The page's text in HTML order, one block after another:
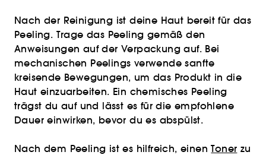
Nach der Reinigung ist deine Haut bereit für das
Peeling. Trage das Peeling gemäß den
Anweisungen auf der Verpackung auf. Bei
mechanischen Peelings verwende sanfte
kreisende Bewegungen, um das Produkt in die
Haut einzuarbeiten. Ein chemisches Peeling
trägst du auf und lässt es für die empfohlene
Dauer einwirken, bevor du es abspülst.
Nach dem Peeling ist es hilfreich, einenToner zu